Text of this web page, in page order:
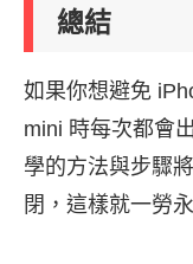
總結
如果你想避免
mini 時每次都會
學的方法與步驟
閉，這樣就一勞